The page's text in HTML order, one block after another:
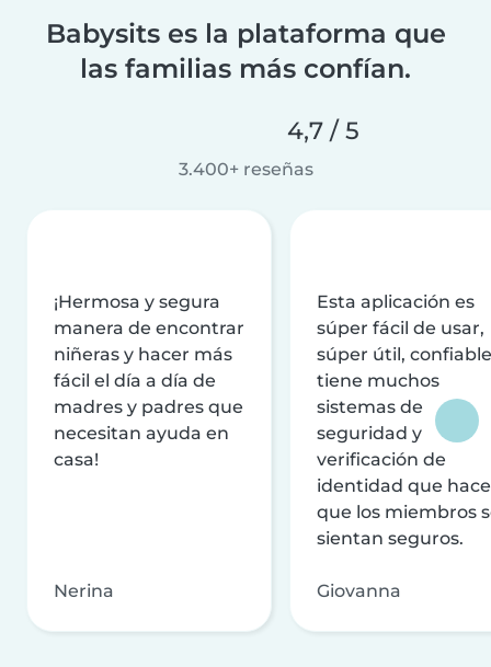
Babysits es la plataforma que
las familias más confían.
4,7 / 5
3.400+ reseñas
¡Hermosa y segura
manera de encontrar
niñeras y hacer más
fácil el día a día de
madres y padres que
necesitan ayuda en
casa!
Nerina
Esta aplicación es
súper fácil de usar,
súper útil,
tiene muchos
sistemas de
seguridad y
verificación de
identidad que
que los miembros
sientan seguros.
Giovanna